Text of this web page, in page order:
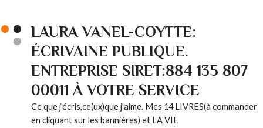
LAURA VANEL-COYTTE:
ÉCRIVAINE PUBLIQUE.
ENTREPRISE SIRET:884 135 807
00011 À VOTRE SERVICE
Ce que j'écris,ce(ux)que j'aime. Mes 14 LIVRES(à commander
en cliquant sur les bannières) et LA VIE